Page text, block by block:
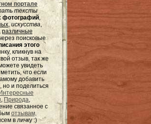
портале
тексты
фотографий,
,искусства,
различные
поисковые
этого
кликнув на
отзыв, так же
увидеть
что если
добавить
, но и поделиться
Интересные
, Природа,
связанное с
отзывам,
в личку:)